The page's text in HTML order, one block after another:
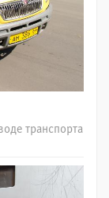
транспорта